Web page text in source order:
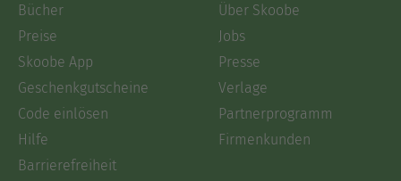
Bücher
Preise
Skoobe App
Geschenkgutscheine
Code einlösen
Hilfe
Barrierefreiheit
Über Skoobe
Jobs
Presse
Verlage
Partnerprogramm
Firmenkunden